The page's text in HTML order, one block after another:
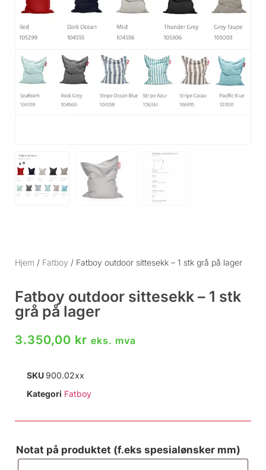
Hjem / Fatboy / Fatboy outdoor sittesekk – 1 stk grå på lager
Fatboy outdoor sittesekk – 1 stk
grå på lager
3.350,00 kr eks. mva
SKU900.02xx
Kategori Fatboy
Notat på produktet (f.eks spesialønsker mm)